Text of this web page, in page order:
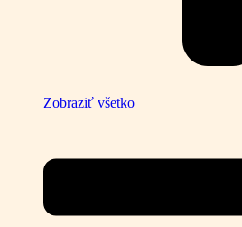
Zobraziť všetko